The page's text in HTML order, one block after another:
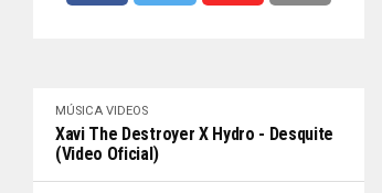
MÚSICA VIDEOS
Xavi The Destroyer X Hydro - Desquite
(Video Oficial)